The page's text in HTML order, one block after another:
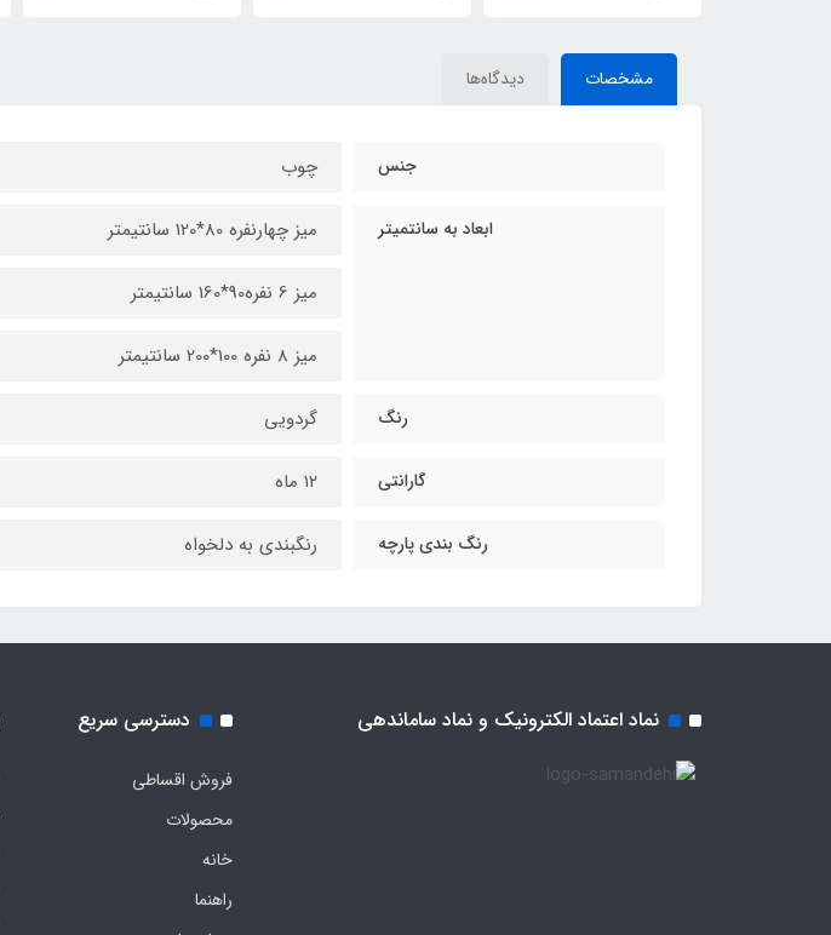
مشخصات دیدگاه‌ها
جنس چوب
ابعاد به سانتمیتر میز چهارنفره 80*120 سانتیمتر
میز 6 نفره90*160 سانتیمتر
میز 8 نفره 100*200 سانتیمتر
رنگ گردویی
گارانتی ۱۲ ماه
رنگ بندی پارچه رنگبندی به دلخواه
نماد اعتماد الکترونیک و نماد ساماندهی دسترسی سریع
فروش اقساطی
محصولات
خانه
راهنما